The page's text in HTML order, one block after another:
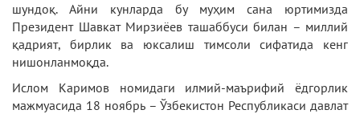
шундоқ. Айни кунларда бу муҳим сана юртимизда
Президент Шавкат Мирзиёев ташаббуси билан – миллий
қадрият, бирлик ва юксалиш тимсоли сифатида кенг
нишонланмоқда.
Ислом Каримов номидаги илмий-маърифий ёдгорлик
мажмуасида 18 ноябрь – Ўзбекистон Республикаси давлат